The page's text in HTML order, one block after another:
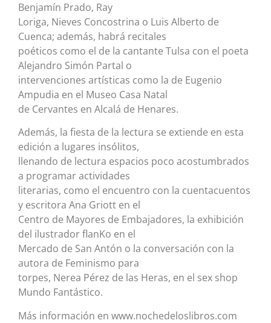
Benjamín Prado, Ray
Loriga, Nieves Concostrina o Luis Alberto de
Cuenca; además, habrá recitales
poéticos como el de la cantante Tulsa con el poeta
Alejandro Simón Partal o
intervenciones artísticas como la de Eugenio
Ampudia en el Museo Casa Natal
de Cervantes en Alcalá de Henares.
Además, la fiesta de la lectura se extiende en esta
edición a lugares insólitos,
llenando de lectura espacios poco acostumbrados
a programar actividades
literarias, como el encuentro con la cuentacuentos
y escritora Ana Griott en el
Centro de Mayores de Embajadores, la exhibición
del ilustrador flanKo en el
Mercado de San Antón o la conversación con la
autora de Feminismo para
torpes, Nerea Pérez de las Heras, en el sex shop
Mundo Fantástico.
Más información en www.nochedeloslibros.com